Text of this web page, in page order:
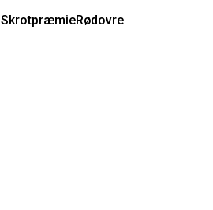
SkrotpræmieRødovre